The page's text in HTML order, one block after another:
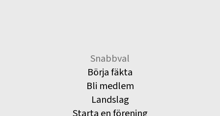
Snabbval
Börja fäkta
Bli medlem
Landslag